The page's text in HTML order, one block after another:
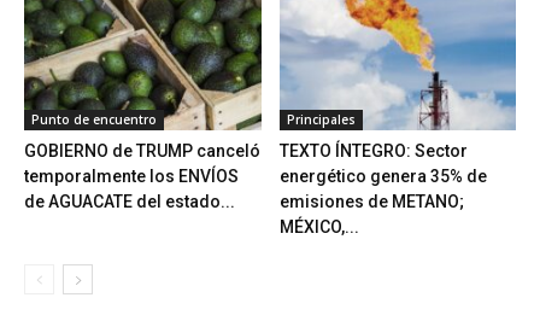
Punto de encuentro
GOBIERNO de TRUMP canceló
temporalmente los ENVÍOS
de AGUACATE del estado...
Principales
TEXTO ÍNTEGRO: Sector
energético genera 35% de
emisiones de METANO;
MÉXICO,...